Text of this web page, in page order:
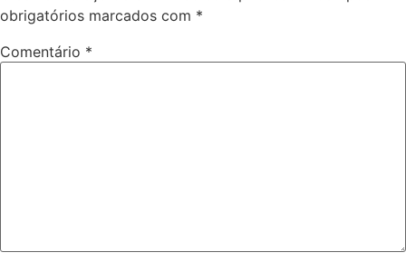
obrigatórios marcados com *
Comentário *